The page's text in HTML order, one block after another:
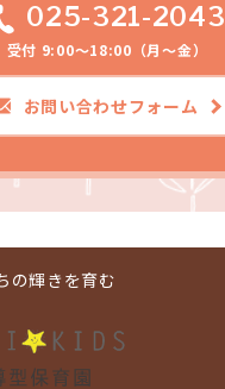
025-321-2043
受付 9:00～18:00（月～金）
お問い合わせフォーム
の輝きを育む